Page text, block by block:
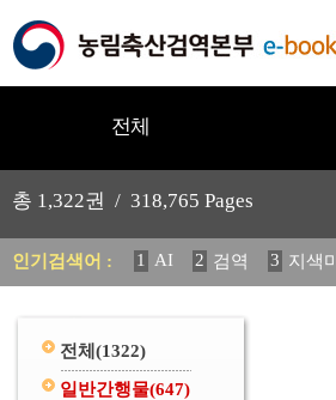
전체
총 1,322권 / 318,765 Pages
인기검색어 : 1 AI 2 검역 3 지색
11 2025 12 중독성 식
전체 (1322)
일반간행물(647)